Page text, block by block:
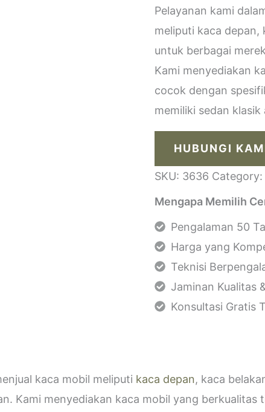
Pelayanan kami
meliputi kaca depan,
untuk berbagai
Kami menyediakan
cocok dengan
memiliki sedan klasik
HUBUNGI
SKU: 3636 Category:
Mengapa Memilih
Pengalaman 50
Harga yang
Teknisi
Jaminan Kualitas
Konsultasi Gratis
kaca mobil meliputi kaca depan, kaca
Kami menyediakan kaca mobil yang